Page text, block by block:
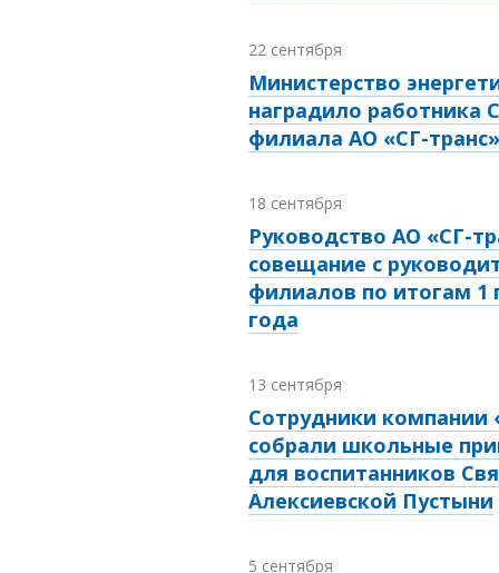
22 сентября
Министерство
наградило работника
филиала АО «СГ-
18 сентября
Руководство АО «СГ-
совещание с
филиалов по итогам 1
года
13 сентября
Сотрудники компании
собрали школьные
для воспитанников
Алексиевской Пустыни
5 сентября